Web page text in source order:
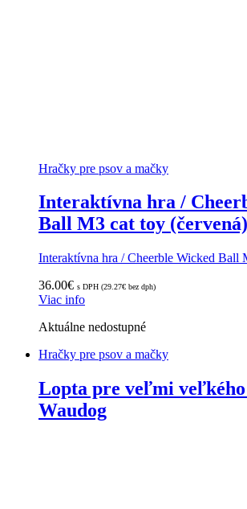
Hračky pre psov a mačky
Interaktívna hra /
Ball M3 cat toy (červená)
Interaktívna hra / Cheerble Wicked Ball
36.00€ s DPH (29.27€ bez dph)
Viac info
Aktuálne nedostupné
Hračky pre psov a mačky
Lopta pre veľmi
Waudog